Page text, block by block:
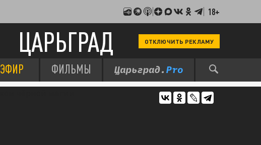
18+
ЦАРЬГРАД ОТКЛЮЧИТЬ РЕКЛАМУ
ЭФИР ФИЛЬМЫ